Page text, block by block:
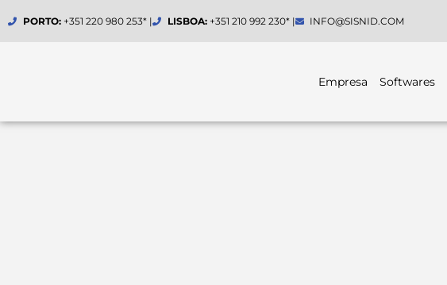
to
PORTO:+351 220 980 253* | LISBOA:+351 210 992 230* | INFO@SISNID.COM
Empresa Softwares